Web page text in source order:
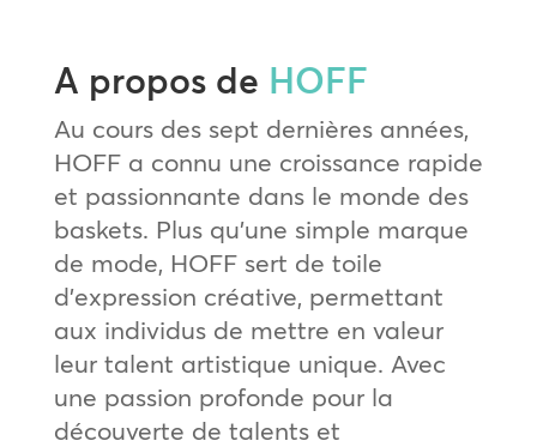
A propos de HOFF
Au cours des sept dernières années,
HOFF a connu une croissance rapide
et passionnante dans le monde des
baskets. Plus qu’une simple marque
de mode, HOFF sert de toile
d’expression créative, permettant
aux individus de mettre en valeur
leur talent artistique unique. Avec
une passion profonde pour la
découverte de talents et